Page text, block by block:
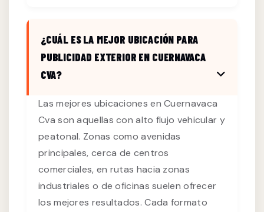
¿CUÁL ES LA MEJOR UBICACIÓN PARA
PUBLICIDAD EXTERIOR EN CUERNAVACA
CVA?
Las mejores ubicaciones en Cuernavaca
Cva son aquellas con alto flujo vehicular y
peatonal. Zonas como avenidas
principales, cerca de centros
comerciales, en rutas hacia zonas
industriales o de oficinas suelen ofrecer
los mejores resultados. Cada formato